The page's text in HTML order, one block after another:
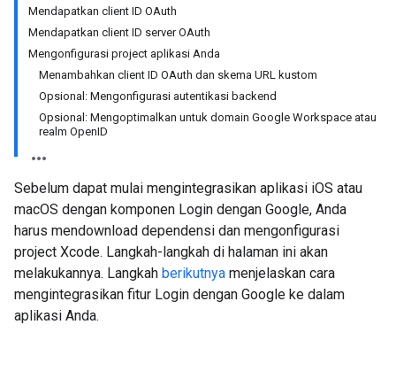
Mendapatkan client ID OAuth
Mendapatkan client ID server OAuth
Mengonfigurasi project aplikasi Anda
Menambahkan client ID OAuth dan skema URL kustom
Opsional: Mengonfigurasi autentikasi backend
Opsional: Mengoptimalkan untuk domain Google Workspace atau
realm OpenID
Sebelum dapat mulai mengintegrasikan aplikasi iOS atau
macOS dengan komponen Login dengan Google, Anda
harus mendownload dependensi dan mengonfigurasi
project Xcode. Langkah-langkah di halaman ini akan
melakukannya. Langkah berikutnya menjelaskan cara
mengintegrasikan fitur Login dengan Google ke dalam
aplikasi Anda.